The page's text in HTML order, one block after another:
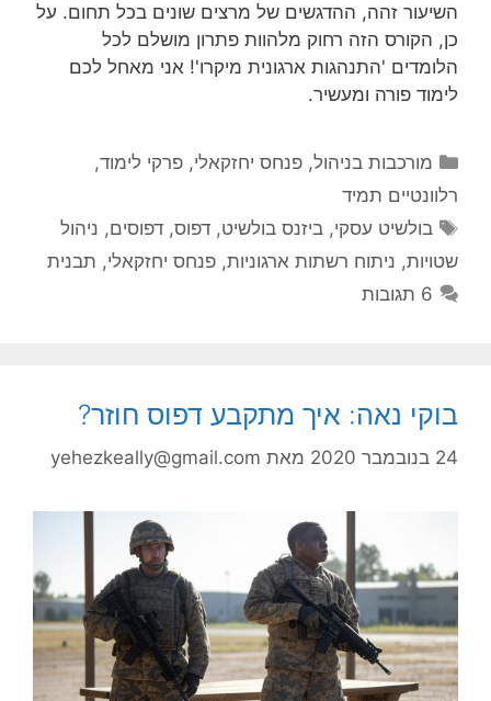
השיעור זהה, ההדגשים של מרצים שונים בכל תחום. על
כן, הקורס הזה רחוק מלהוות פתרון מושלם לכל
הלומדים 'התנהגות ארגונית מיקרו'! אני מאחל לכם
לימוד פורה ומעשיר.
קטגוריות
מורכבות בניהול,פנחס יחזקאלי,פרקי לימוד,
רלוונטיים תמיד
תגיות
בולשיט עסקי,ביזנס בולשיט,דפוס,דפוסים, ניהול
שטויות, ניתוח רשתות ארגוניות, פנחס יחזקאלי, תבנית
6 תגובות
בוקי נאה: איך מתקבע דפוס חוזר?
24 בנובמבר 2020 מאת yehezkeally@gmail.com